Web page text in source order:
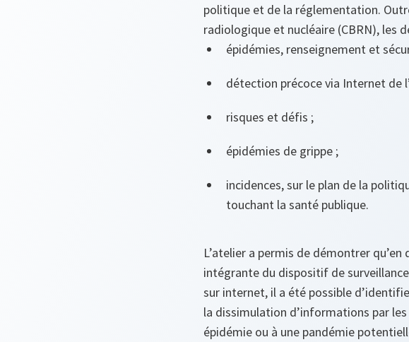
politique et de la réglementation.
radiologique et nucléaire (CBRN), les
épidémies, renseignement et
détection précoce via Internet de
risques et défis ;
épidémies de grippe ;
incidences, sur le plan de la
touchant la santé publique.
L’atelier a permis de démontrer
intégrante du dispositif de
sur internet, il a été possible
la dissimulation d’informations par
épidémie ou à une pandémie